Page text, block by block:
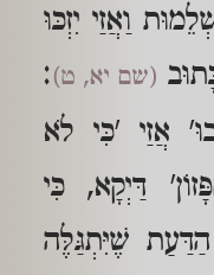
וַאֲזַי יִזְכּוּ
(שם יא, ט):
אֲזַי 'כִּי לֹא
דַּיְקָא, כִּי
שֶׁיִּתְגַּלֶּה